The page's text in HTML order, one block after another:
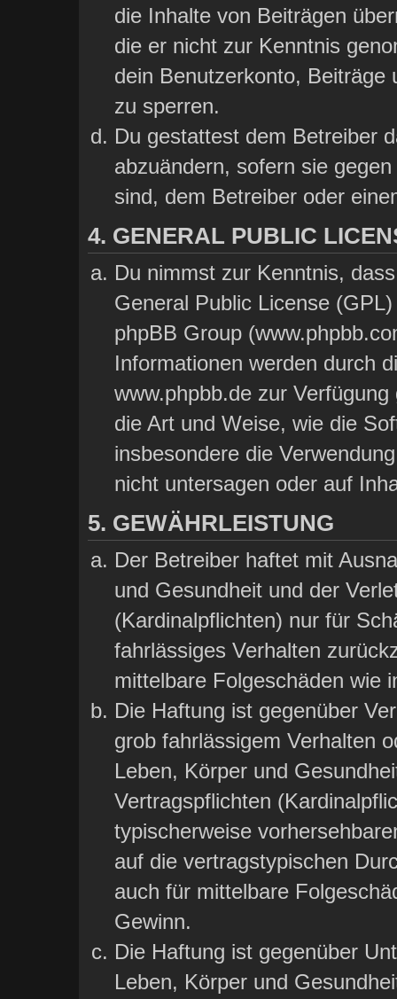
die Inhalte von Beiträgen
die er nicht zur Kenntnis
dein Benutzerkonto, Beiträge
zu sperren.
Du gestattest dem Betreiber
abzuändern, sofern sie
sind, dem Betreiber oder
4. GENERAL PUBLIC
Du nimmst zur Kenntnis,
General Public License
phpBB Group
Informationen werden durch
www.phpbb.de zur
die Art und Weise, wie die
insbesondere die
nicht untersagen oder auf
5. GEWÄHRLEISTUNG
Der Betreiber haftet mit
und Gesundheit und der
(Kardinalpflichten) nur für
fahrlässiges Verhalten
mittelbare Folgeschäden wie
Die Haftung ist gegenüber
grob fahrlässigem Verhalten
Leben, Körper und
Vertragspflichten
typischerweise
auf die vertragstypischen
auch für mittelbare
Gewinn.
Die Haftung ist gegenüber
Leben, Körper und